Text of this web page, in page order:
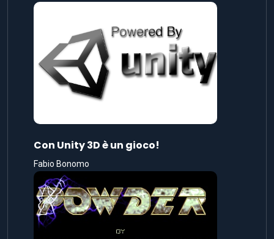
Con Unity 3D è un gioco!
Fabio Bonomo